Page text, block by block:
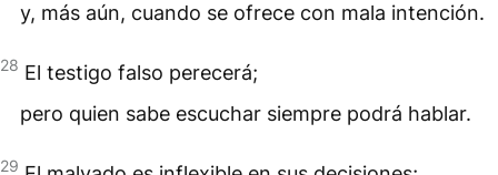
y, más aún, cuando se ofrece con mala intención.
28 El testigo falso perecerá;
pero quien sabe escuchar siempre podrá hablar.
29